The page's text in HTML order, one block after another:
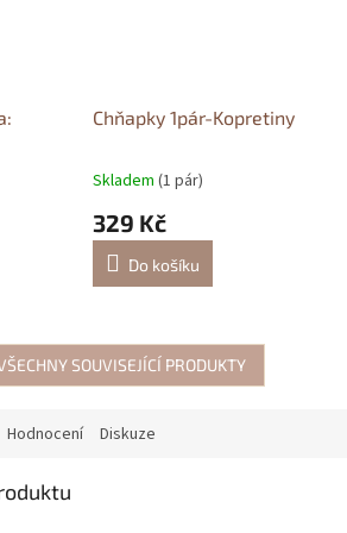
Chňapky 1pár-Kopretiny
Skladem (1 pár)
329 Kč
Do košíku
SOUVISEJÍCÍ PRODUKTY
Hodnocení Diskuze